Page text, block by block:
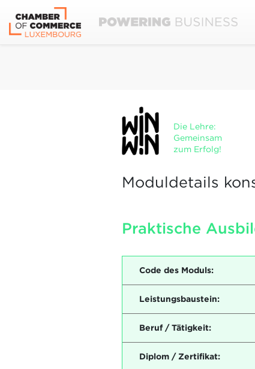
Die Lehre:
Gemeinsam
zum Erfolg!
Moduldetails
Praktische
Code des Moduls:
Leistungsbaustein:
Beruf / Tätigkeit:
Diplom / Zertifikat: